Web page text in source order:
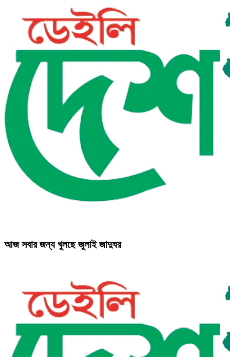
আজ সবার জন্য খুলছে জুলাই জাদুঘর